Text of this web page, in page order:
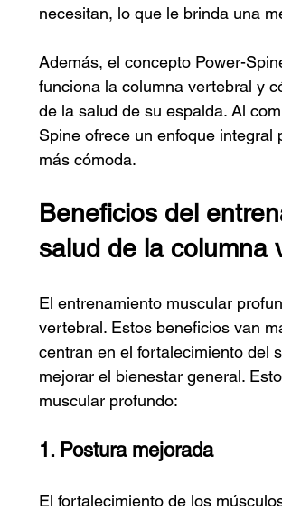
necesitan, lo que le brinda una
Además, el concepto Power-
funciona la columna vertebral y
de la salud de su espalda. Al
Spine ofrece un enfoque
más cómoda.
Beneficios del
salud de la columna
El entrenamiento muscular
vertebral. Estos beneficios van
centran en el fortalecimiento del
mejorar el bienestar general.
muscular profundo:
1. Postura mejorada
El fortalecimiento de los